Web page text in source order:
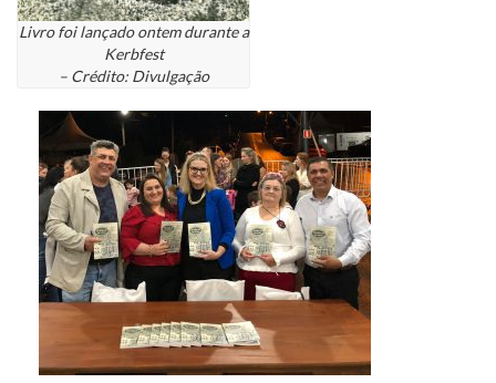
Livro foi lançado ontem durante a
Kerbfest
– Crédito: Divulgação